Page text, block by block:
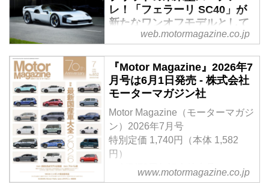
の懐かしいモデルから現代のハイ
パースポーツまで紹介していこ
う。今回は、2019年にV8ミッド
登場した、F8トリブートだ。
レ！「フェラーリ SC40」が
新たなワンオフモデルとして
登場 - Webモーターマガジン
フェラーリは、スペシャルプロジ
ェクトプログラムによる最新のワ
ンオフモデル「SC40」を発表し
た。ミッドシップV6ハイブリッ
ドパワートレインを搭載し、伝説
的な「F40」をモチーフに開発。
マラネッロが描く未来のフェラー
リ像を示す1台となっている。
web.motormagazine.co.jp
『Motor Magazine』2026年7
月号は6月1日発売 - 株式会社
モーターマガジン社
Motor Magazine（モーターマガジ
ン）2026年7月号
特別定価 1,740円（本体 1,582
円）
＜創刊70周年記念特大号＞
【特集】「最新国産車大全
www.motormagazine.co.jp